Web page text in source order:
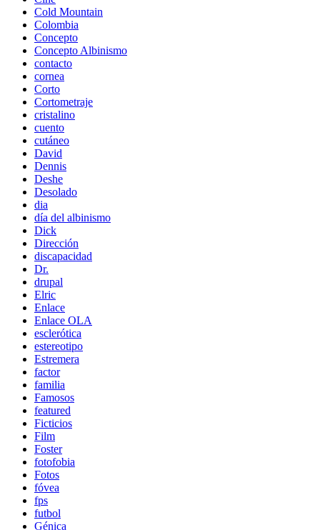
Cold Mountain
Colombia
Concepto
Concepto Albinismo
contacto
cornea
Corto
Cortometraje
cristalino
cuento
cutáneo
David
Dennis
Deshe
Desolado
dia
día del albinismo
Dick
Dirección
discapacidad
Dr.
drupal
Elric
Enlace
Enlace OLA
esclerótica
estereotipo
Estremera
factor
familia
Famosos
featured
Ficticios
Film
Foster
fotofobia
Fotos
fóvea
fps
futbol
Génica